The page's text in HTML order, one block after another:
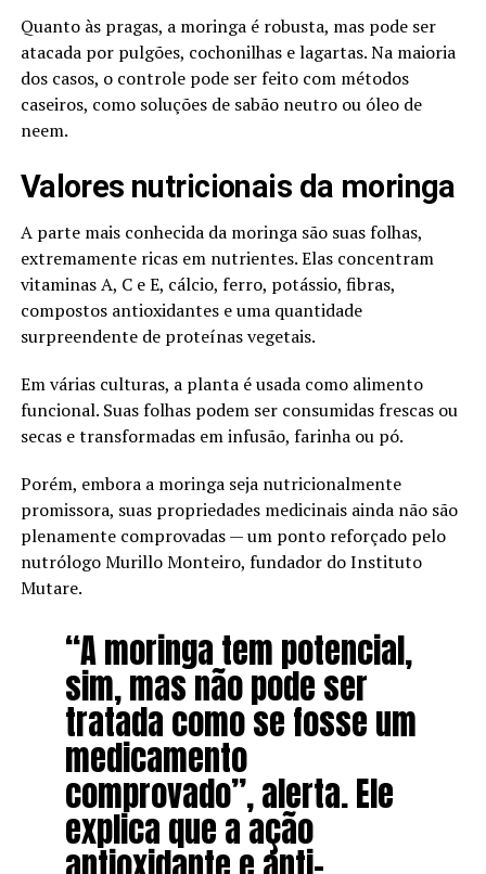
Quanto às pragas, a moringa é robusta, mas pode ser
atacada por pulgões, cochonilhas e lagartas. Na maioria
dos casos, o controle pode ser feito com métodos
caseiros, como soluções de sabão neutro ou óleo de
neem.
Valores nutricionais da moringa
A parte mais conhecida da moringa são suas folhas,
extremamente ricas em nutrientes. Elas concentram
vitaminas A, C e E, cálcio, ferro, potássio, fibras,
compostos antioxidantes e uma quantidade
surpreendente de proteínas vegetais.
Em várias culturas, a planta é usada como alimento
funcional. Suas folhas podem ser consumidas frescas ou
secas e transformadas em infusão, farinha ou pó.
Porém, embora a moringa seja nutricionalmente
promissora, suas propriedades medicinais ainda não são
plenamente comprovadas — um ponto reforçado pelo
nutrólogo Murillo Monteiro, fundador do Instituto
Mutare.
“A moringa tem potencial,
sim, mas não pode ser
tratada como se fosse um
medicamento
comprovado”, alerta. Ele
explica que a ação